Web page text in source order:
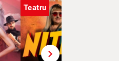
Teatru
chevron_right